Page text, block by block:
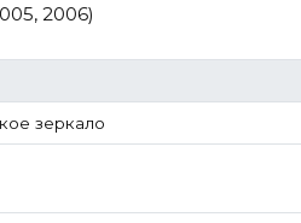
2006)
зеркало